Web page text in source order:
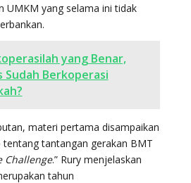
UMKM yang selama ini tidak
yang Benar,
Sudah Berkoperasi
materi pertama disampaikan
tentang tantangan gerakan BMT
Challenge.” Rury menjelaskan
tahun